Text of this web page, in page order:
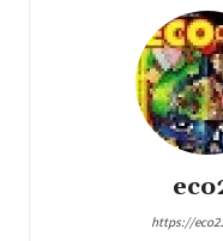
https://